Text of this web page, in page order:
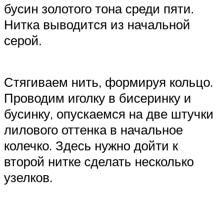
бусин золотого тона среди пяти.
Нитка выводится из начальной
серой.
Стягиваем нить, формируя кольцо.
Проводим иголку в бисеринку и
бусинку, опускаемся на две штучки
лилового оттенка в начальное
колечко. Здесь нужно дойти к
второй нитке сделать несколько
узелков.